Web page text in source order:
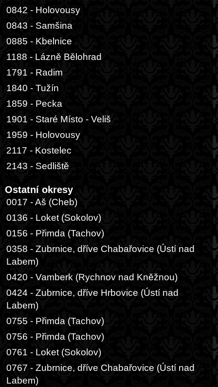
0842 - Holovousy
0843 - Samšina
0885 - Kbelnice
1188 - Lázně Bělohrad
1791 - Radim
1840 - Tužín
1859 - Pecka
1901 - Staré Místo - Veliš
1959 - Holovousy
2117 - Kostelec
2143 - Sedliště
Ostatní okresy
0017 - Aš (Cheb)
0136 - Loket (Sokolov)
0156 - Přimda (Tachov)
0358 - Zubrnice, dříve Chabařovice (Ústí nad
Labem)
0420 - Vamberk (Rychnov nad Kněžnou)
0424 - Zubrnice, dříve Hrbovice (Ústí nad
Labem)
0755 - Přimda (Tachov)
0756 - Přimda (Tachov)
0761 - Loket (Sokolov)
0767 - Zubrnice, dříve Chabařovice (Ústí nad
Labem)